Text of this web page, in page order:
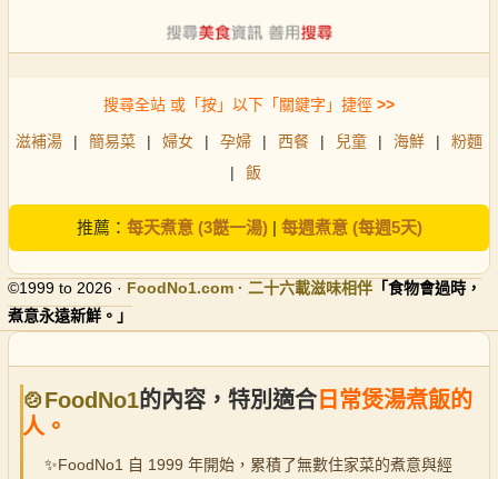
搜尋全站 或「按」以下「關鍵字」捷徑 >>
滋補湯 | 簡易菜 | 婦女 | 孕婦 | 西餐 | 兒童 | 海鮮 |
粉麵
|
飯
推薦： 每天煮意 (3餸一湯)| 每週煮意 (每週5天)
©1999 to 2026 · FoodNo1.com · 二十六載滋味相伴 「食物會過時，
煮意永遠新鮮。」
🍲FoodNo1的內容，特別適合 日常煲湯煮飯的
人。
✨FoodNo1 自 1999 年開始，累積了無數住家菜的煮意與經